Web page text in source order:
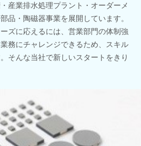
産業排水処理プラント・オーダーメ
品・陶磁器事業を展開しています。
ズに応えるには、営業部門の体制強
務にチャレンジできるため、スキル
そんな当社で新しいスタートをきり